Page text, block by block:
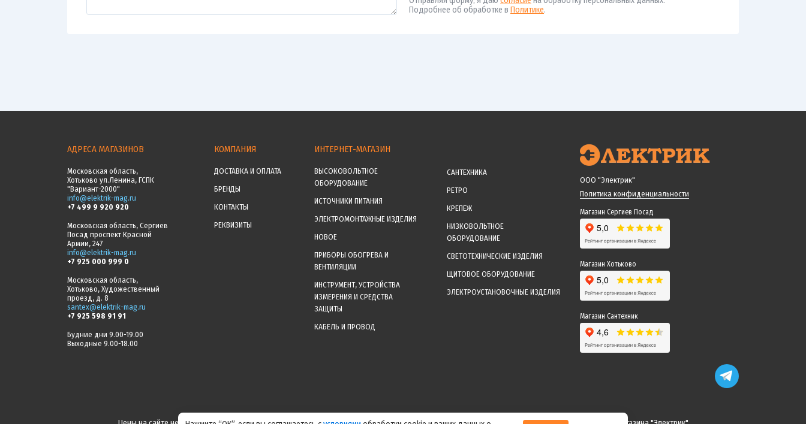
Подробнее об обработке в Политике.
АДРЕСА МАГАЗИНОВ
Московская область,
Хотьково ул.Ленина, ГСПК
"Вариант-2000"
info@elektrik-mag.ru
+7 499 9 920 920
Московская область, Сергиев
Посад проспект Красной
Армии, 247
info@elektrik-mag.ru
+7 925 000 999 0
Московская область,
Хотьково, Художественный
проезд, д. 8
santex@elektrik-mag.ru
+7 925 598 91 91
Будние дни 9.00-19.00
Выходные 9.00-18.00
КОМПАНИЯ
ДОСТАВКА И ОПЛАТА
БРЕНДЫ
КОНТАКТЫ
РЕКВИЗИТЫ
ИНТЕРНЕТ-МАГАЗИН
ВЫСОКОВОЛЬТНОЕ
ОБОРУДОВАНИЕ
ИСТОЧНИКИ ПИТАНИЯ
ЭЛЕКТРОМОНТАЖНЫЕ ИЗДЕЛИЯ
НОВОЕ
ПРИБОРЫ ОБОГРЕВА И
ВЕНТИЛЯЦИИ
ИНСТРУМЕНТ, УСТРОЙСТВА
ИЗМЕРЕНИЯ И СРЕДСТВА
ЗАЩИТЫ
КАБЕЛЬ И ПРОВОД
САНТЕХНИКА
РЕТРО
КРЕПЕЖ
НИЗКОВОЛЬТНОЕ
ОБОРУДОВАНИЕ
СВЕТОТЕХНИЧЕСКИЕ ИЗДЕЛИЯ
ЩИТОВОЕ ОБОРУДОВАНИЕ
ЭЛЕКТРОУСТАНОВОЧНЫЕ ИЗДЕЛИЯ
ООО "Электрик"
Политика конфиденциальности
Магазин Сергиев Посад
Магазин Хотьково
Магазин Сантехник